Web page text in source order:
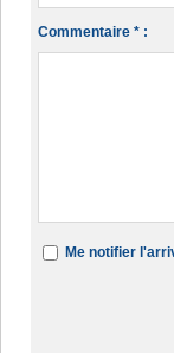
Commentaire * :
Me notifier